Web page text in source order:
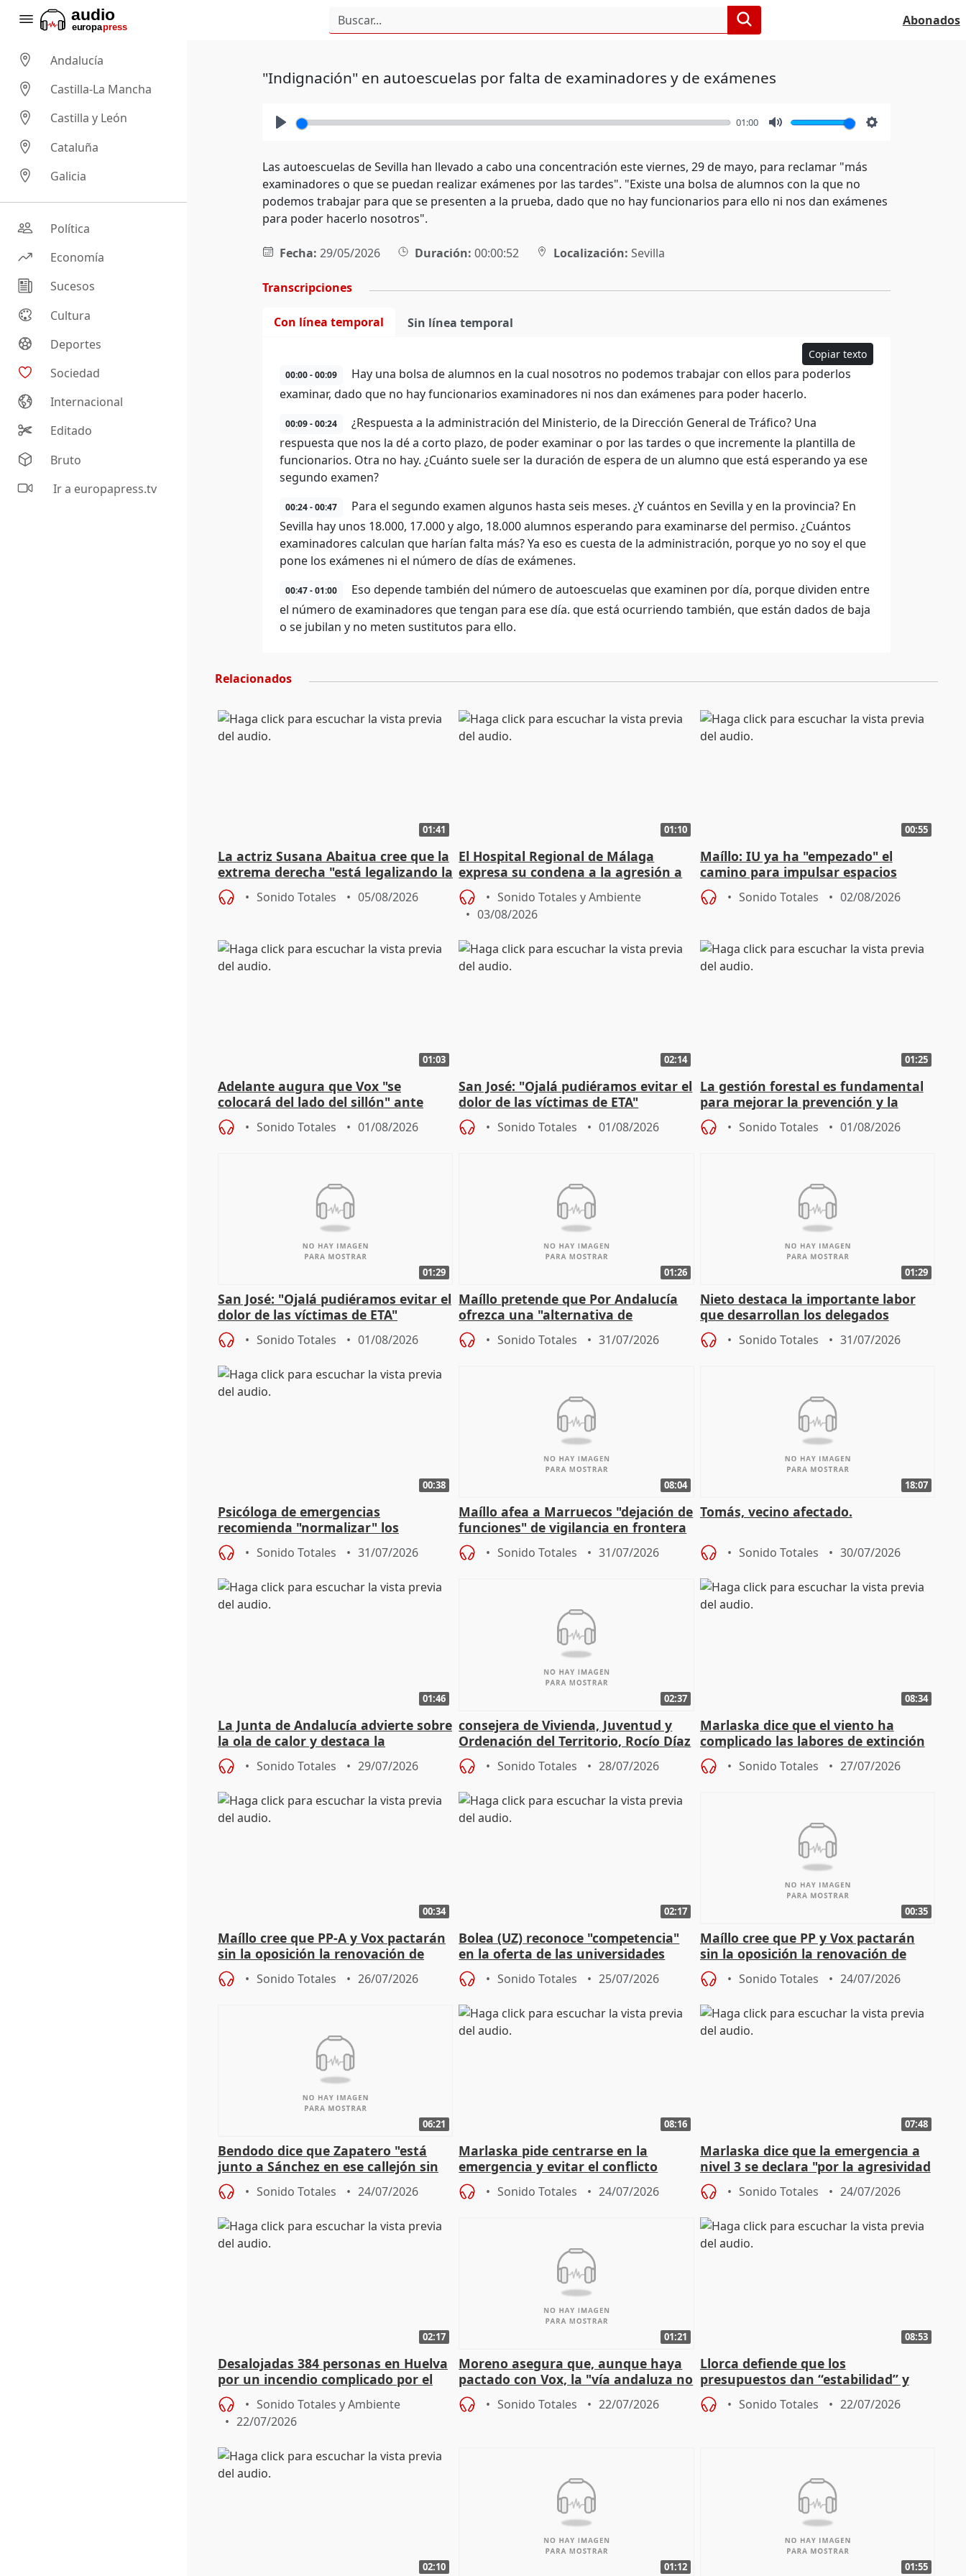
Abonados
Andalucía
Castilla-La Mancha
Castilla y León
Cataluña
Galicia
Política
Economía
Sucesos
Cultura
Deportes
Sociedad
Internacional
Editado
Bruto
Ir a europapress.tv
"Indignación" en autoescuelas por falta de examinadores y de exámenes
01:00
Las autoescuelas de Sevilla han llevado a cabo una concentración este viernes, 29 de mayo, para reclamar "más
examinadores o que se puedan realizar exámenes por las tardes". "Existe una bolsa de alumnos con la que no
podemos trabajar para que se presenten a la prueba, dado que no hay funcionarios para ello ni nos dan exámenes
para poder hacerlo nosotros".
Fecha: 29/05/2026 Duración: 00:00:52 Localización: Sevilla
Transcripciones
Con línea temporal Sin línea temporal
Copiar texto
00:00 - 00:09
Hay una bolsa de alumnos en la cual nosotros no podemos trabajar con ellos para poderlos
examinar, dado que no hay funcionarios examinadores ni nos dan exámenes para poder hacerlo.
00:09 - 00:24
¿Respuesta a la administración del Ministerio, de la Dirección General de Tráfico? Una
respuesta que nos la dé a corto plazo, de poder examinar o por las tardes o que incremente la plantilla de
funcionarios. Otra no hay. ¿Cuánto suele ser la duración de espera de un alumno que está esperando ya ese
segundo examen?
00:24 - 00:47
Para el segundo examen algunos hasta seis meses. ¿Y cuántos en Sevilla y en la provincia? En
Sevilla hay unos 18.000, 17.000 y algo, 18.000 alumnos esperando para examinarse del permiso. ¿Cuántos
examinadores calculan que harían falta más? Ya eso es cuesta de la administración, porque yo no soy el que
pone los exámenes ni el número de días de exámenes.
00:47 - 01:00
Eso depende también del número de autoescuelas que examinen por día, porque dividen entre
el número de examinadores que tengan para ese día. que está ocurriendo también, que están dados de baja
o se jubilan y no meten sustitutos para ello.
Relacionados
01:41
La actriz Susana Abaitua cree que la
extrema derecha "está legalizando la
homofobia"
Sonido Totales 05/08/2026
01:10
El Hospital Regional de Málaga
expresa su condena a la agresión a
dos enfermeras de Urgencias
Sonido Totales y Ambiente
03/08/2026
00:55
Maíllo: IU ya ha "empezado" el
camino para impulsar espacios
unitarios para las municipales
Sonido Totales 02/08/2026
01:03
Adelante augura que Vox "se
colocará del lado del sillón" ante
iniciativas de la oposición
Sonido Totales 01/08/2026
02:14
San José: "Ojalá pudiéramos evitar el
dolor de las víctimas de ETA"
Sonido Totales 01/08/2026
01:25
La gestión forestal es fundamental
para mejorar la prevención y la
actuación frente a incendios
Sonido Totales 01/08/2026
01:29
San José: "Ojalá pudiéramos evitar el
dolor de las víctimas de ETA"
Sonido Totales 01/08/2026
01:26
Maíllo pretende que Por Andalucía
ofrezca una "alternativa de
gobierno" con su labor de oposición
Sonido Totales 31/07/2026
01:29
Nieto destaca la importante labor
que desarrollan los delegados
territoriales de la Junta
Sonido Totales 31/07/2026
00:38
Psicóloga de emergencias
recomienda "normalizar" los
síntomas tras sufrir un incendio
Sonido Totales 31/07/2026
08:04
Maíllo afea a Marruecos "dejación de
funciones" de vigilancia en frontera
con Ceuta
Sonido Totales 31/07/2026
18:07
Tomás, vecino afectado.
Sonido Totales 30/07/2026
01:46
La Junta de Andalucía advierte sobre
la ola de calor y destaca la
importancia de la prevención
Sonido Totales 29/07/2026
02:37
consejera de Vivienda, Juventud y
Ordenación del Territorio, Rocío Díaz
Sonido Totales 28/07/2026
08:34
Marlaska dice que el viento ha
complicado las labores de extinción
durante la madrugada
Sonido Totales 27/07/2026
00:34
Maíllo cree que PP-A y Vox pactarán
sin la oposición la renovación de
órganos como el Defensor
Sonido Totales 26/07/2026
02:17
Bolea (UZ) reconoce "competencia"
en la oferta de las universidades
privadas
Sonido Totales 25/07/2026
00:35
Maíllo cree que PP y Vox pactarán
sin la oposición la renovación de
órganos como el Defensor
Sonido Totales 24/07/2026
06:21
Bendodo dice que Zapatero "está
junto a Sánchez en ese callejón sin
salida
Sonido Totales 24/07/2026
08:16
Marlaska pide centrarse en la
emergencia y evitar el conflicto
político
Sonido Totales 24/07/2026
07:48
Marlaska dice que la emergencia a
nivel 3 se declara "por la agresividad
de los incendios"
Sonido Totales 24/07/2026
02:17
Desalojadas 384 personas en Huelva
por un incendio complicado por el
viento
Sonido Totales y Ambiente
22/07/2026
01:21
Moreno asegura que, aunque haya
pactado con Vox, la "vía andaluza no
ha muerto" ni él va a "cambiar"
Sonido Totales 22/07/2026
08:53
Llorca defiende que los
presupuestos dan “estabilidad” y
dice que no ha hablado con Feijóo
Sonido Totales 22/07/2026
02:10 01:12 01:55